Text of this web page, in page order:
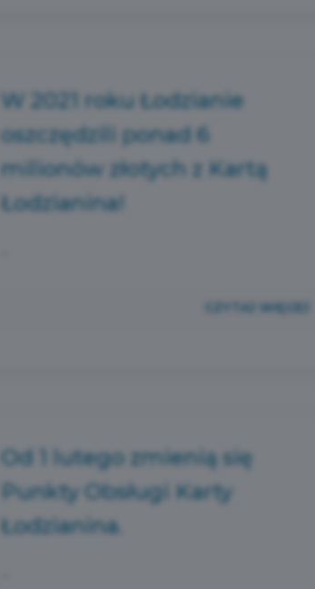
W 2021 roku Łodzianie
oszczędzili ponad 6
milionów złotych z Kartą
Łodzianina!
CZYTAJ WIĘCEJ
Od 1 lutego zmienią się
Punkty Obsługi Karty
Łodzianina.